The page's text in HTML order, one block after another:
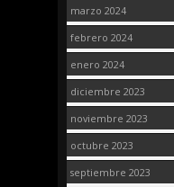
marzo 2024
febrero 2024
enero 2024
diciembre 2023
noviembre 2023
octubre 2023
septiembre 2023